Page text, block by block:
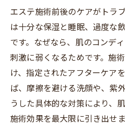
エステ施術前後のケアがトラ
は十分な保湿と睡眠、過度な
です。なぜなら、肌のコンデ
刺激に弱くなるためです。施
け、指定されたアフターケア
ば、摩擦を避ける洗顔や、紫
うした具体的な対策により、
施術効果を最大限に引き出せま